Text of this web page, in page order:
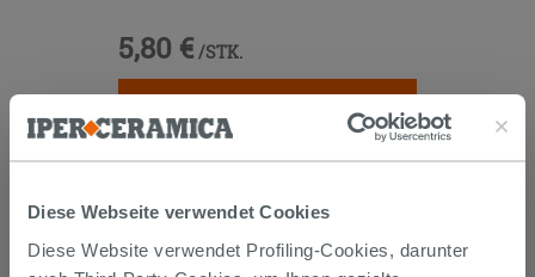
Diese Webseite verwendet Cookies
Diese Website verwendet Profiling-Cookies, darunter
5,80 € /STK.
IN DEN WARENKORB LEGEN